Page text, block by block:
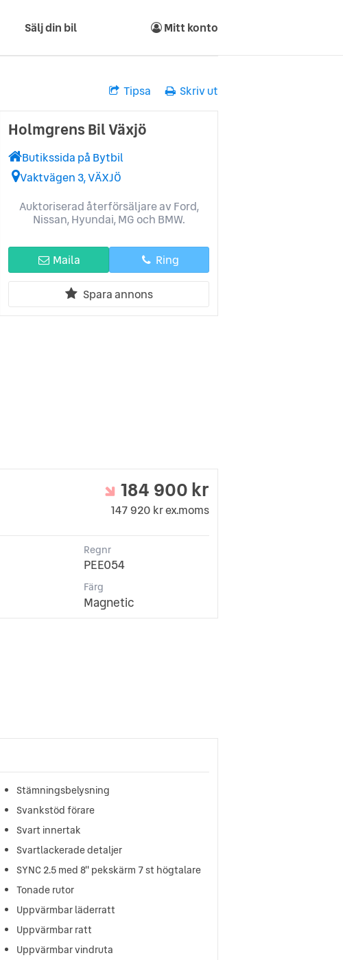
Sälj din bil Mitt konto
Tipsa Skriv ut
Holmgrens Bil Växjö
Butikssida på Bytbil
Vaktvägen 3, VÄXJÖ
Auktoriserad återförsäljare av Ford,
Nissan, Hyundai, MG och BMW.
Maila Ring
Spara annons
184 900 kr
147 920 kr ex.moms
Regnr
PEE054
Färg
Magnetic
Stämningsbelysning
Svankstöd förare
Svart innertak
Svartlackerade detaljer
SYNC 2.5 med 8'' pekskärm 7 st högtalare
Tonade rutor
Uppvärmbar läderratt
Uppvärmbar ratt
Uppvärmbar vindruta